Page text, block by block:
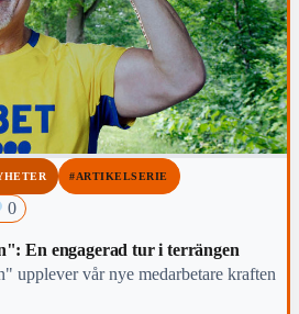
#ARTIKELSERIE
0
En engagerad tur i terrängen
upplever vår nye medarbetare kraften